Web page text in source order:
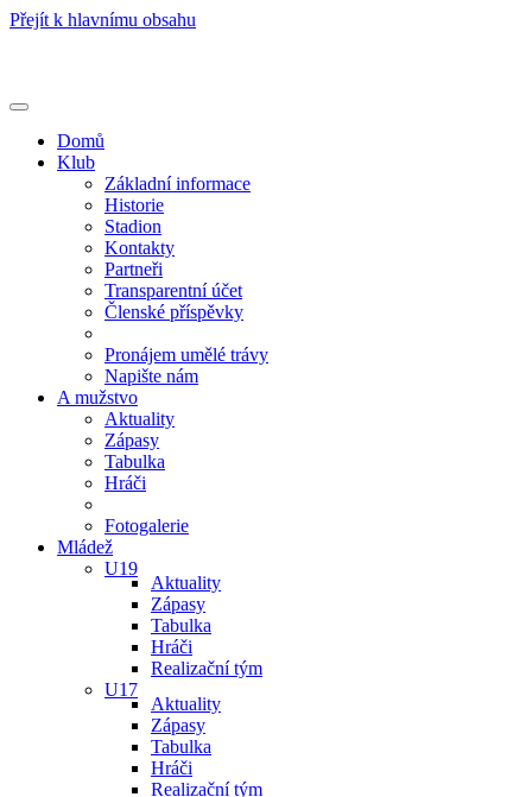
Přejít k hlavnímu obsahu
Toggle
navigationDomů
Klub
Základní informace
Historie
Stadion
Kontakty
Partneři
Transparentní účet
Členské příspěvky
Pronájem umělé trávy
Napište nám
A mužstvo
Aktuality
Zápasy
Tabulka
Hráči
Fotogalerie
Mládež
U19
Aktuality
Zápasy
Tabulka
Hráči
Realizační tým
U17
Aktuality
Zápasy
Tabulka
Hráči
Realizační tým